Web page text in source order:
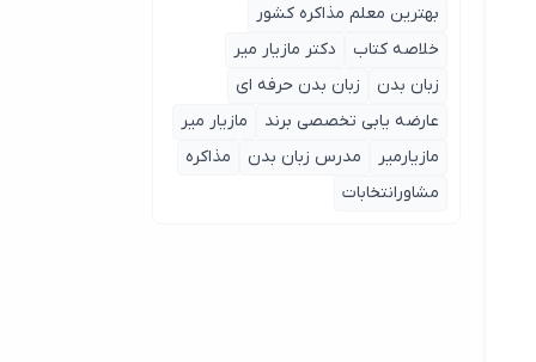
بهترین معلم مذاکره کشور
خلاصه کتاب
دکتر مازیار میر
زبان بدن
زبان بدن حرفه ای
عارضه یابی تخصصی برند
مازیار میر
مازیارمیر
مدرس زبان بدن
مذاکره
مشاورانتخابات